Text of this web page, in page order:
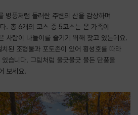
병풍처럼 둘러싼 주변의 산을 감상하며
. 총 6개의 코스 중 5코스는 온 가족이
사람이 나들이를 즐기기 위해 찾고 있는데요.
된 조형물과 포토존이 있어 횡성호를 따라
습니다. 그림처럼 울긋불긋 물든 단풍을
보세요.